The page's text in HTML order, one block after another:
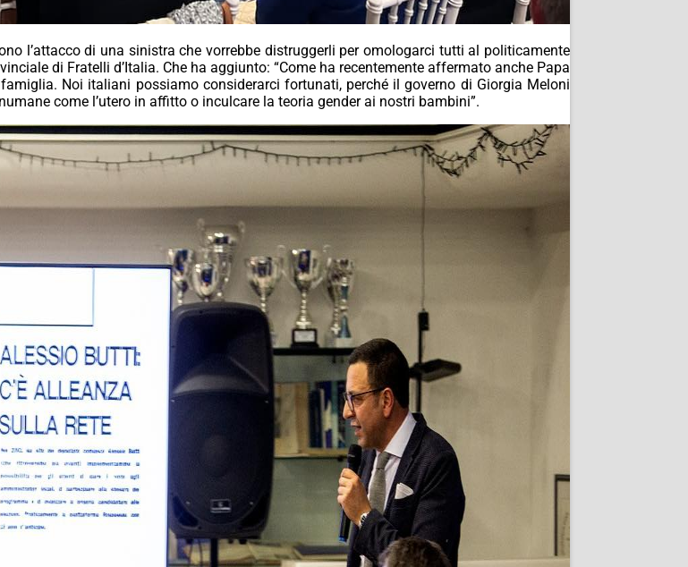
l’attacco di una sinistra che vorrebbe distruggerli per omologarci tutti al politicamente
di Fratelli d’Italia. Che ha aggiunto: “Come ha recentemente affermato anche Papa
Noi italiani possiamo considerarci fortunati, perché il governo di Giorgia Meloni
come l’utero in affitto o inculcare la teoria gender ai nostri bambini”.